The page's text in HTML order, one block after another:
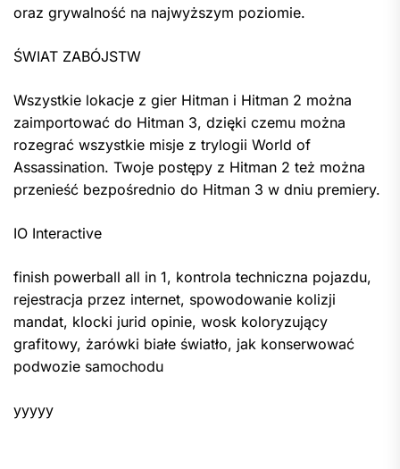
oraz grywalność na najwyższym poziomie.
ŚWIAT ZABÓJSTW
Wszystkie lokacje z gier Hitman i Hitman 2 można
zaimportować do Hitman 3, dzięki czemu można
rozegrać wszystkie misje z trylogii World of
Assassination. Twoje postępy z Hitman 2 też można
przenieść bezpośrednio do Hitman 3 w dniu premiery.
IO Interactive
finish powerball all in 1, kontrola techniczna pojazdu,
rejestracja przez internet, spowodowanie kolizji
mandat, klocki jurid opinie, wosk koloryzujący
grafitowy, żarówki białe światło, jak konserwować
podwozie samochodu
yyyyy